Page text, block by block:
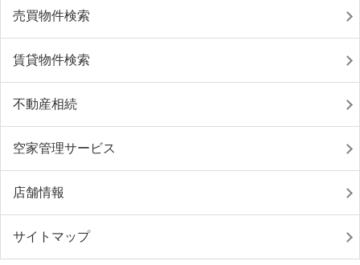
売買物件検索
賃貸物件検索
不動産相続
空家管理サービス
店舗情報
サイトマップ